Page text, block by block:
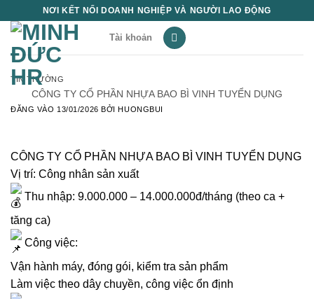
qua
dung
NƠI KẾT NỐI DOANH NGHIỆP VÀ NGƯỜI LAO ĐỘNG
Tài khoản
TIN THƯỜNG
CÔNG TY CỔ PHẦN NHỰA BAO BÌ VINH TUYỂN DỤNG
ĐĂNG VÀO 13/01/2026 BỞIHUONGBUI
CÔNG TY CỔ PHẦN NHỰA BAO BÌ VINH TUYỂN DỤNG
Vị trí: Công nhân sản xuất
Thu nhập: 9.000.000 – 14.000.000đ/tháng (theo ca +
tăng ca)
Công việc:
Vận hành máy, đóng gói, kiểm tra sản phẩm
Làm việc theo dây chuyền, công việc ổn định